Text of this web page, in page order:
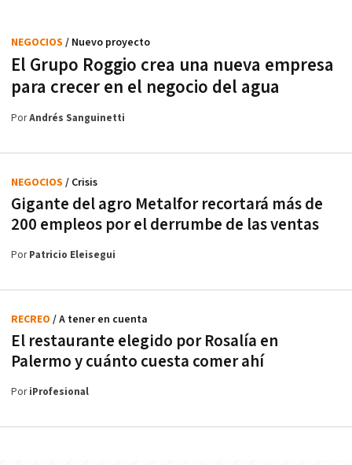
El Grupo Roggio crea una nueva empresa
para crecer en el negocio del agua
NEGOCIOS / Nuevo proyecto
PorAndrés Sanguinetti
Gigante del agro Metalfor recortará más de
200 empleos por el derrumbe de las ventas
NEGOCIOS / Crisis
PorPatricio Eleisegui
El restaurante elegido por Rosalía en
Palermo y cuánto cuesta comer ahí
RECREO / A tener en cuenta
PoriProfesional